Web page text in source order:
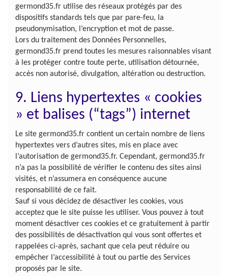
germond35.fr utilise des réseaux protégés par des
dispositifs standards tels que par pare-feu, la
pseudonymisation, l’encryption et mot de passe.
Lors du traitement des Données Personnelles,
germond35.fr prend toutes les mesures raisonnables visant
à les protéger contre toute perte, utilisation détournée,
accès non autorisé, divulgation, altération ou destruction.
9. Liens hypertextes « cookies
» et balises (“tags”) internet
Le site germond35.fr contient un certain nombre de liens
hypertextes vers d’autres sites, mis en place avec
l’autorisation de germond35.fr. Cependant, germond35.fr
n’a pas la possibilité de vérifier le contenu des sites ainsi
visités, et n’assumera en conséquence aucune
responsabilité de ce fait.
Sauf si vous décidez de désactiver les cookies, vous
acceptez que le site puisse les utiliser. Vous pouvez à tout
moment désactiver ces cookies et ce gratuitement à partir
des possibilités de désactivation qui vous sont offertes et
rappelées ci-après, sachant que cela peut réduire ou
empêcher l’accessibilité à tout ou partie des Services
proposés par le site.